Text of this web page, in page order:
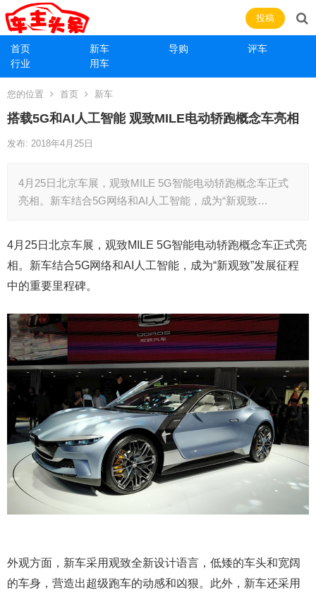
首页 新车 导购
评车
行业
用车
投稿
您的位置 首页 新车
搭载5G和AI人工智能 观致MILE电动轿跑概念车亮相
发布: 2018年4月25日
4月25日北京车展，观致MILE 5G智能电动轿跑概念车正式
亮相。新车结合5G网络和AI人工智能，成为“新观致…
4月25日北京车展，观致MILE 5G智能电动轿跑概念车正式亮
相。新车结合5G网络和AI人工智能，成为“新观致”发展征程
中的重要里程碑。
外观方面，新车采用观致全新设计语言，低矮的车头和宽阔
的车身，营造出超级跑车的动感和凶狠。此外，新车还采用